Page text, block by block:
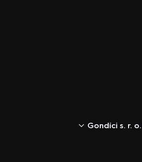
Gondíci s. r. o.